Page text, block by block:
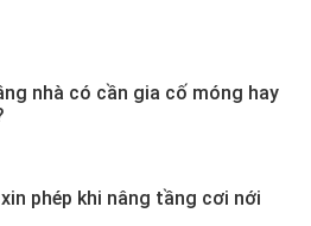
nhà có cần gia cố móng hay
phép khi nâng tầng cơi nới